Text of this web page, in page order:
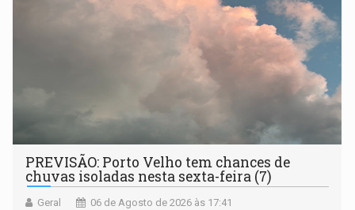
PREVISÃO: Porto Velho tem chances de
chuvas isoladas nesta sexta-feira (7)
Geral 06 de Agosto de 2026 às 17:41